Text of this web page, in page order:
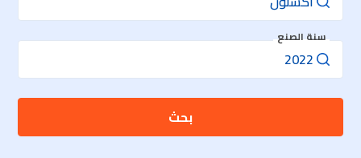
سنة الصنع
بحث